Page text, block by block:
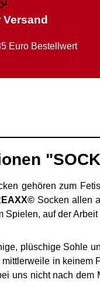
Euro Bestellwert
gehören zum
Socken allen
Spielen, auf der
plüschige Sohle
in
uns nicht nach